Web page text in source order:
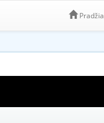
Pradžia